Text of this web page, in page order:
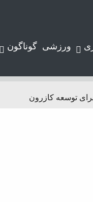
ورزشی گوناگون
توسعه کازرون